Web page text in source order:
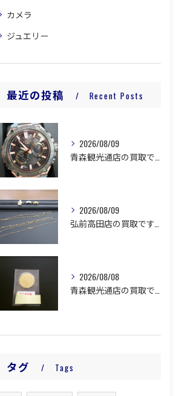
カメラ
ジュエリー
最近の投稿 Recent Posts
2026/08/09
2026/08/09
2026/08/08
タグ Tags